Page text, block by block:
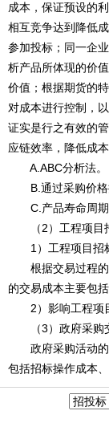
成本，保证预设的
相互竞争达到降低
参加投标；同一企
析产品所体现的价
价值；根据期货的
对成本进行控制，
证实是行之有效的
应链效率，降低成本
A.ABC分析法。
B.通过采购价格
C.产品寿命周期
（2）工程项目
1）工程项目招标
根据交易过程的
的交易成本主要包
2）影响工程项目
（3）政府采购
政府采购活动的
包括招标操作成本